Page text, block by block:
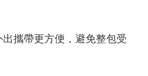
攜帶更方便，避免整包受